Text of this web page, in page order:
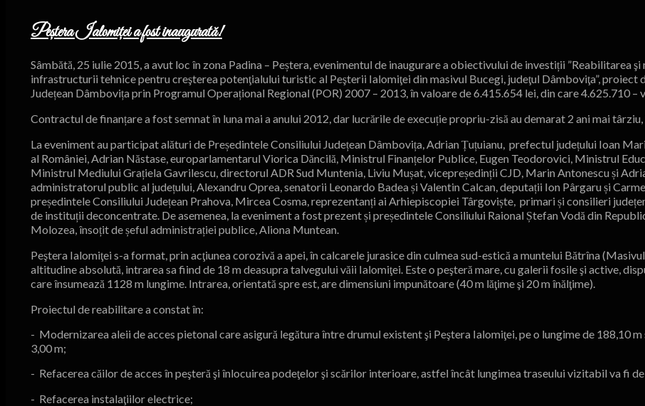
Peștera Ialomiței a fost inaugurată!
Sâmbătă, 25 iulie 2015, a avut loc în zona Padina – Peștera, evenimentul de inaugurare a obiectivului de investiții ”Reabilitarea
infrastructurii tehnice pentru creşterea potenţialului turistic al Peşterii Ialomiţei din masivul Bucegi, judeţul Dâmboviţa”, proiect
Județean Dâmbovița prin Programul Operațional Regional (POR) 2007 – 2013, în valoare de 6.415.654 lei, din care 4.625.710 –
Contractul de finanțare a fost semnat în luna mai a anului 2012, dar lucrările de execuție propriu-zisă au demarat 2 ani mai târziu,
La eveniment au participat alături de Președintele Consiliului Județean Dâmbovița, Adrian Țuțuianu, prefectul județului Ioan
al României, Adrian Năstase, europarlamentarul Viorica Dăncilă, Ministrul Finanțelor Publice, Eugen Teodorovici, Ministrul
Ministrul Mediului Grațiela Gavrilescu, directorul ADR Sud Muntenia, Liviu Mușat, vicepreședinții CJD, Marin Antonescu și
administratorul public al județului, Alexandru Oprea, senatorii Leonardo Badea și Valentin Calcan, deputații Ion Pârgaru și
președintele Consiliului Județean Prahova, Mircea Cosma, reprezentanți ai Arhiepiscopiei Târgoviște, primari și consilieri
de instituții deconcentrate. De asemenea, la eveniment a fost prezent și președintele Consiliului Raional Ștefan Vodă din
Molozea, însoțit de șeful administrației publice, Aliona Muntean.
Peştera Ialomiţei s-a format, prin acţiunea corozivă a apei, în calcarele jurasice din culmea sud-estică a muntelui Bătrîna
altitudine absolută, intrarea sa fiind de 18 m deasupra talvegului văii Ialomiţei. Este o peşteră mare, cu galerii fosile şi active,
care însumează 1128 m lungime. Intrarea, orientată spre est, are dimensiuni impunătoare (40 m lăţime şi 20 m înălţime).
Proiectul de reabilitare a constat în:
- Modernizarea aleii de acces pietonal care asigură legătura între drumul existent şi Peştera Ialomiţei, pe o lungime de 188,10 m
3,00 m;
- Refacerea căilor de acces în peşteră şi înlocuirea podeţelor şi scărilor interioare, astfel încât lungimea traseului vizitabil va fi
- Refacerea instalaţiilor electrice;